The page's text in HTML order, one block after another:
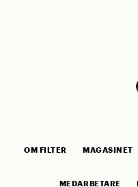
OM FILTER MAGASINET
MEDARBETARE